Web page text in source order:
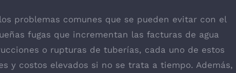
problemas comunes que se pueden evitar con el
fugas que incrementan las facturas de agua
o rupturas de tuberías, cada uno de estos
y costos elevados si no se trata a tiempo. Además,